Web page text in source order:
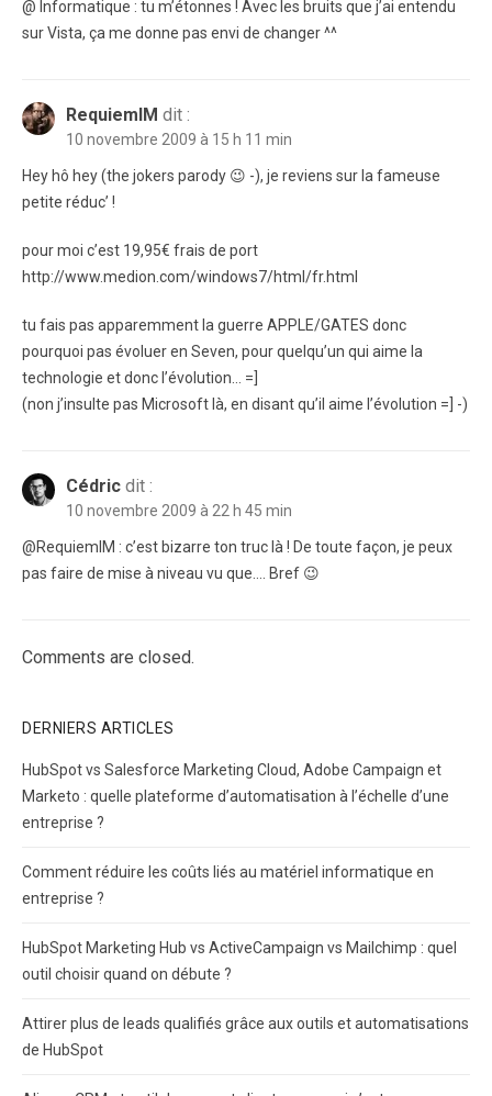
@ Informatique : tu m’étonnes ! Avec les bruits que j’ai entendu
sur Vista, ça me donne pas envi de changer ^^
RequiemIM dit :
10 novembre 2009 à 15 h 11 min
Hey hô hey (the jokers parody 😉 -), je reviens sur la fameuse
petite réduc’ !
pour moi c’est 19,95€ frais de port
http://www.medion.com/windows7/html/fr.html
tu fais pas apparemment la guerre APPLE/GATES donc
pourquoi pas évoluer en Seven, pour quelqu’un qui aime la
technologie et donc l’évolution… =]
(non j’insulte pas Microsoft là, en disant qu’il aime l’évolution =] -)
Cédric dit :
10 novembre 2009 à 22 h 45 min
@RequiemIM : c’est bizarre ton truc là ! De toute façon, je peux
pas faire de mise à niveau vu que…. Bref 😉
Comments are closed.
DERNIERS ARTICLES
HubSpot vs Salesforce Marketing Cloud, Adobe Campaign et
Marketo : quelle plateforme d’automatisation à l’échelle d’une
entreprise ?
Comment réduire les coûts liés au matériel informatique en
entreprise ?
HubSpot Marketing Hub vs ActiveCampaign vs Mailchimp : quel
outil choisir quand on débute ?
Attirer plus de leads qualifiés grâce aux outils et automatisations
de HubSpot